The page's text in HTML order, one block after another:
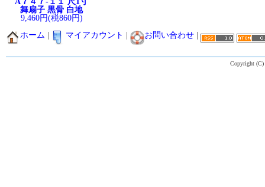
舞扇子 黒骨 白地
9,460円(税860円)
ホーム マイアカウント お問い合わせ
Copyright (C)